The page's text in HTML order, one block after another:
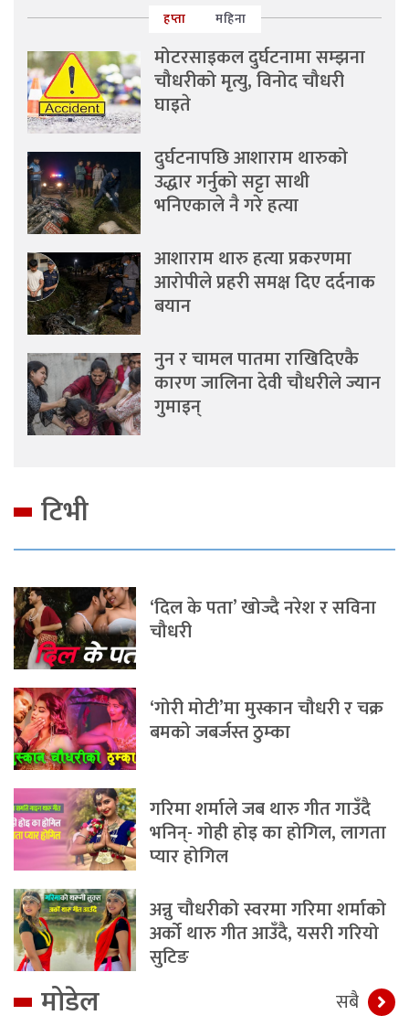
हप्ता महिना
मोटरसाइकल दुर्घटनामा सम्झना
चौधरीको मृत्यु, विनोद चौधरी
घाइते
दुर्घटनापछि आशाराम थारुको
उद्धार गर्नुको सट्टा साथी
भनिएकाले नै गरे हत्या
आशाराम थारु हत्या प्रकरणमा
आरोपीले प्रहरी समक्ष दिए दर्दनाक
बयान
नुन र चामल पातमा राखिदिएकै
कारण जालिना देवी चौधरीले ज्यान
गुमाइन्
टिभी
‘दिल के पता’ खोज्दै नरेश र सविना
चौधरी
‘गोरी मोटी’मा मुस्कान चौधरी र चक्र
बमको जबर्जस्त ठुम्का
गरिमा शर्माले जब थारु गीत गाउँदै
भनिन्- गोही होइ का होगिल, लागता
प्यार होगिल
अन्नु चौधरीको स्वरमा गरिमा शर्माको
अर्को थारु गीत आउँदै, यसरी गरियो
सुटिङ
मोडेल सबै